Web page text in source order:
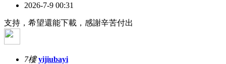
2026-7-9 00:31
支持，希望還能下載，感謝辛苦付出
7樓 yijiubayi